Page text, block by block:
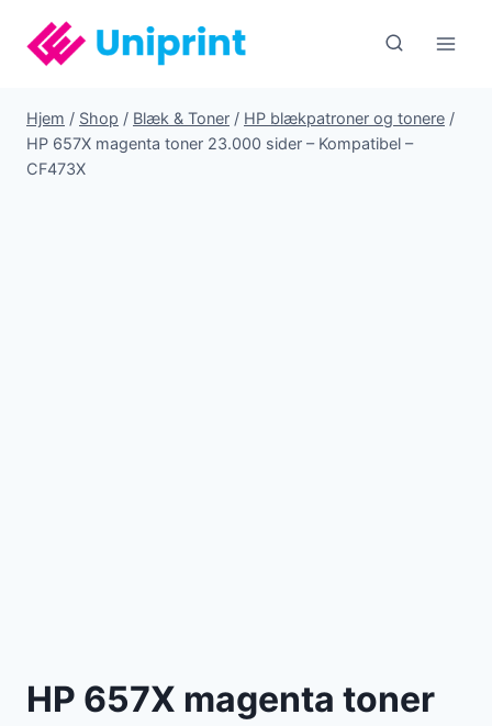
indhold
Hjem / Shop / Blæk & Toner / HP blækpatroner og tonere /
HP 657X magenta toner 23.000 sider – Kompatibel –
CF473X
HP 657X magenta toner